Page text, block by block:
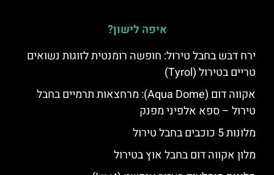
איפה לישון?
ירח דבש בחבל טירול: חופשה רומנטית לזוגות נשואים
טריים בטירול (Tyrol)
אקווה דום (Aqua Dome): מרחצאות תרמיים בחבל
טירול – ספא אלפיני מפנק
מלונות 5 כוכבים בחבל טירול
מלון אקווה דום בחבל אוץ בטירול